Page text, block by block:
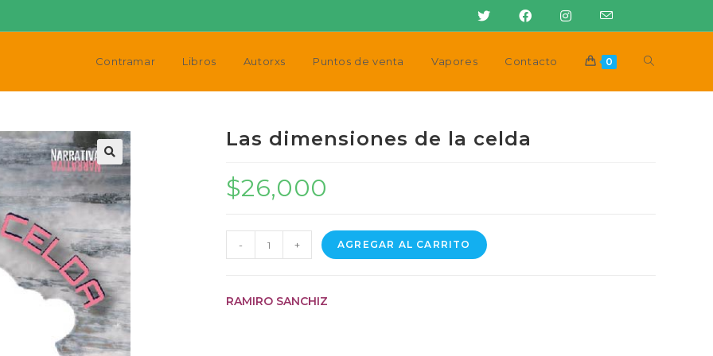
Contramar Libros Autorxs Puntos de venta Vapores Contacto 0 Alternar
🔍
Las dimensiones de la celda
$26,000
dimensiones
la
- + AGREGAR AL CARRITO
RAMIRO SANCHIZ